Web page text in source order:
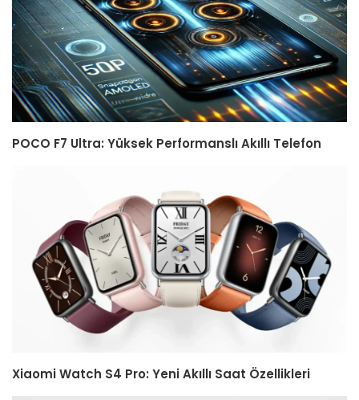
POCO F7 Ultra: Yüksek Performanslı Akıllı Telefon
Xiaomi Watch S4 Pro: Yeni Akıllı Saat Özellikleri